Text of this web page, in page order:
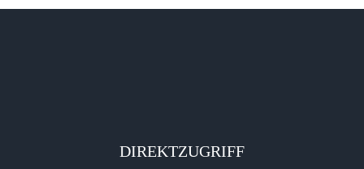
DIREKTZUGRIFF